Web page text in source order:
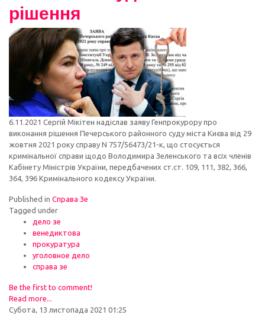
рішення
6.11.2021 Сергій Мікітен надіслав заяву Генпрокурору про
виконання рішення Печерського районного суду міста Києва від 29
жовтня 2021 року справу N 757/56473/21-к, що стосується
кримінальної справи щодо Володимира Зеленського та всіх членів
Кабінету Міністрів України, передбачених ст.ст. 109, 111, 382, ​​366,
364, 396 Кримінального кодексу України.
Published in Справа Зе
Tagged under
дело зе
венедиктова
прокуратура
уголовное дело
справа зе
Be the first to comment!
Read more...
Субота, 13 листопада 2021 01:25